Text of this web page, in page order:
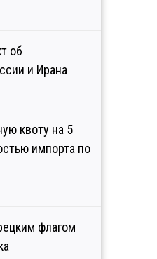
об
и Ирана
квоту на 5
импорта по
флагом